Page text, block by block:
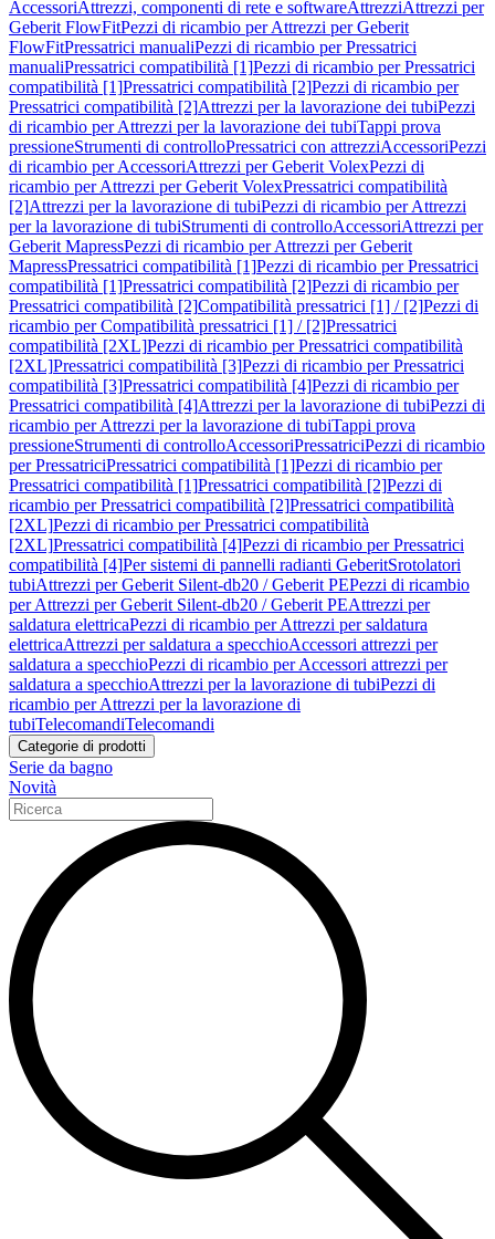
AccessoriAttrezzi, componenti di rete e softwareAttrezziAttrezzi per
Geberit FlowFitPezzi di ricambio per Attrezzi per Geberit
FlowFitPressatrici manualiPezzi di ricambio per Pressatrici
manualiPressatrici compatibilità [1]Pezzi di ricambio per Pressatrici
compatibilità [1]Pressatrici compatibilità [2]Pezzi di ricambio per
Pressatrici compatibilità [2]Attrezzi per la lavorazione dei tubiPezzi
di ricambio per Attrezzi per la lavorazione dei tubiTappi prova
pressioneStrumenti di controlloPressatrici con attrezziAccessoriPezzi
di ricambio per AccessoriAttrezzi per Geberit VolexPezzi di
ricambio per Attrezzi per Geberit VolexPressatrici compatibilità
[2]Attrezzi per la lavorazione di tubiPezzi di ricambio per Attrezzi
per la lavorazione di tubiStrumenti di controlloAccessoriAttrezzi per
Geberit MapressPezzi di ricambio per Attrezzi per Geberit
MapressPressatrici compatibilità [1]Pezzi di ricambio per Pressatrici
compatibilità [1]Pressatrici compatibilità [2]Pezzi di ricambio per
Pressatrici compatibilità [2]Compatibilità pressatrici [1] / [2]Pezzi di
ricambio per Compatibilità pressatrici [1] / [2]Pressatrici
compatibilità [2XL]Pezzi di ricambio per Pressatrici compatibilità
[2XL]Pressatrici compatibilità [3]Pezzi di ricambio per Pressatrici
compatibilità [3]Pressatrici compatibilità [4]Pezzi di ricambio per
Pressatrici compatibilità [4]Attrezzi per la lavorazione di tubiPezzi di
ricambio per Attrezzi per la lavorazione di tubiTappi prova
pressioneStrumenti di controlloAccessoriPressatriciPezzi di ricambio
per PressatriciPressatrici compatibilità [1]Pezzi di ricambio per
Pressatrici compatibilità [1]Pressatrici compatibilità [2]Pezzi di
ricambio per Pressatrici compatibilità [2]Pressatrici compatibilità
[2XL]Pezzi di ricambio per Pressatrici compatibilità
[2XL]Pressatrici compatibilità [4]Pezzi di ricambio per Pressatrici
compatibilità [4]Per sistemi di pannelli radianti GeberitSrotolatori
tubiAttrezzi per Geberit Silent-db20 / Geberit PEPezzi di ricambio
per Attrezzi per Geberit Silent-db20 / Geberit PEAttrezzi per
saldatura elettricaPezzi di ricambio per Attrezzi per saldatura
elettricaAttrezzi per saldatura a specchioAccessori attrezzi per
saldatura a specchioPezzi di ricambio per Accessori attrezzi per
saldatura a specchioAttrezzi per la lavorazione di tubiPezzi di
ricambio per Attrezzi per la lavorazione di
tubiTelecomandiTelecomandi
Categorie di prodotti
Serie da bagno
Novità